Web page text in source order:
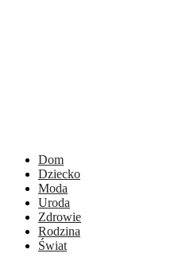
Dom
Dziecko
Moda
Uroda
Zdrowie
Rodzina
Świat